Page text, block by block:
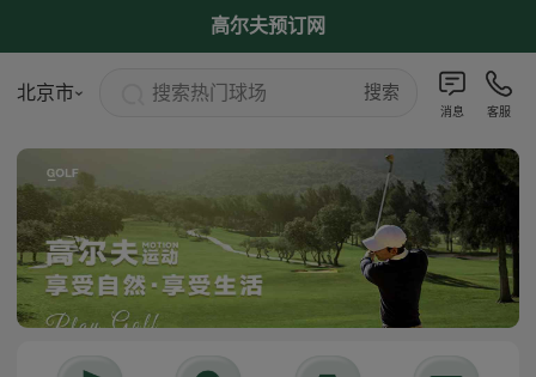
高尔夫预订网
北京市 搜索热门球场 搜索
消息 客服